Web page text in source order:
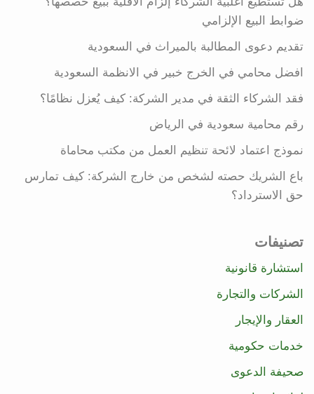
ضوابط البيع الإلزامي
تقديم دعوى المطالبة بالميراث في السعودية
افضل محامي في الخرج خبير في الانظمة السعودية
فقد الشركاء الثقة في مدير الشركة: كيف يُعزل نظامًا؟
رقم محامية سعودية في الرياض
نموذج اعتماد لائحة تنظيم العمل من مكتب محاماة
باع الشريك حصته لشخص من خارج الشركة: كيف تمارس
حق الاسترداد؟
تصنيفات
استشارة قانونية
الشركات والتجارة
العقار والإيجار
خدمات حكومية
صحيفة الدعوى